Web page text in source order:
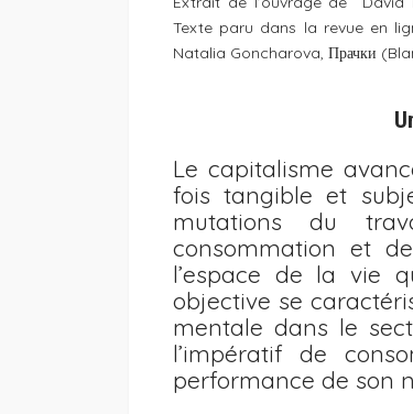
Texte paru dans la revue en
Natalia Goncharova, Прачки
Le capitalisme
fois tangible et
mutations du
consommation et
l’espace de la vie
objective se
mentale dans le
l’impératif de
performance de son